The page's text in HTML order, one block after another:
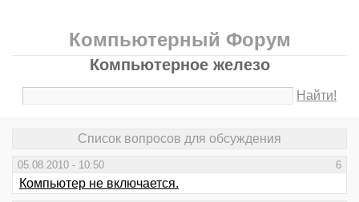
Компьютерный Форум
Компьютерное железо
Найти!
Список вопросов для обсуждения
05.08.2010 - 10:50 6
Компьютер не включается.